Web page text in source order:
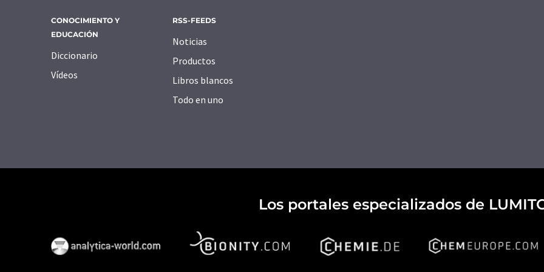
CONOCIMIENTO Y
EDUCACIÓN
Diccionario
Vídeos
RSS-FEEDS
Noticias
Productos
Libros blancos
Todo en uno
Los portales especializados de